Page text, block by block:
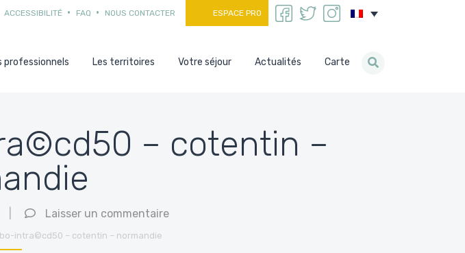
ACCESSIBILITÉ FAQ NOUS CONTACTER ESPACE PRO
professionnels Les territoires Votre séjour Actualités Carte
– cotentin –
Laisser un commentaire
intra©cd50 – cotentin – normandie